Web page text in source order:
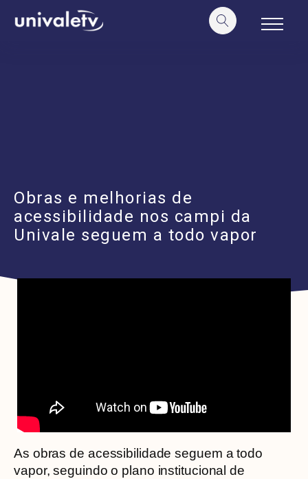
conteúdo
Obras e melhorias de
acessibilidade nos campi da
Univale seguem a todo vapor
As obras de acessibilidade seguem a todo
vapor, seguindo o plano institucional de